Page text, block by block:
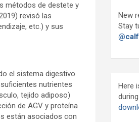
métodos de destete y
revisó las
etc.) y sus
el sistema digestivo
nutrientes
tejido adiposo)
de AGV y proteína
están asociados con
New
Stay
Here